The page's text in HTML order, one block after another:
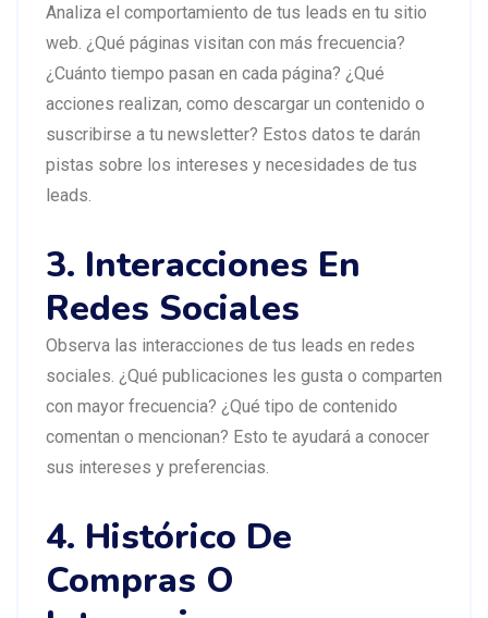
Analiza el comportamiento de tus leads en tu sitio
web. ¿Qué páginas visitan con más frecuencia?
¿Cuánto tiempo pasan en cada página? ¿Qué
acciones realizan, como descargar un contenido o
suscribirse a tu newsletter? Estos datos te darán
pistas sobre los intereses y necesidades de tus
leads.
3. Interacciones En
Redes Sociales
Observa las interacciones de tus leads en redes
sociales. ¿Qué publicaciones les gusta o comparten
con mayor frecuencia? ¿Qué tipo de contenido
comentan o mencionan? Esto te ayudará a conocer
sus intereses y preferencias.
4. Histórico De
Compras O